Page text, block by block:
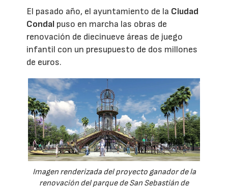
El pasado año, el ayuntamiento de la Ciudad
Condal puso en marcha las obras de
renovación de diecinueve áreas de juego
infantil con un presupuesto de dos millones
de euros.
Imagen renderizada del proyecto ganador de la
renovación del parque de San Sebastián de